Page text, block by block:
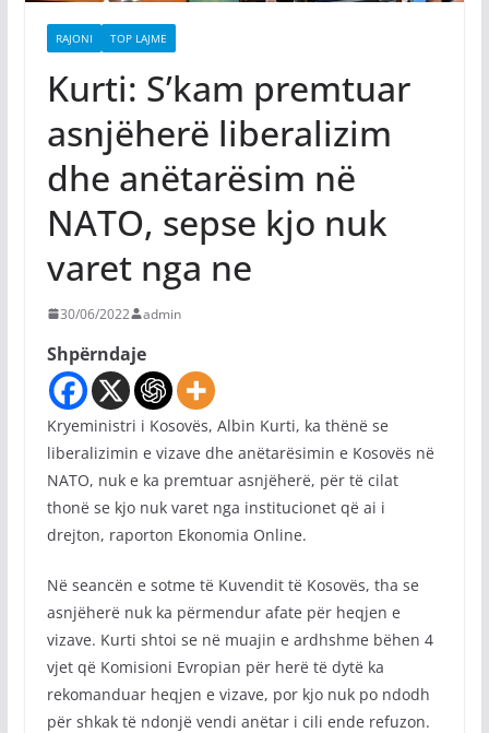
RAJONI TOP LAJME
Kurti: S’kam premtuar
asnjëherë liberalizim
dhe anëtarësim në
NATO, sepse kjo nuk
varet nga ne
30/06/2022 admin
Shpërndaje
Kryeministri i Kosovës, Albin Kurti, ka thënë se
liberalizimin e vizave dhe anëtarësimin e Kosovës në
NATO, nuk e ka premtuar asnjëherë, për të cilat
thonë se kjo nuk varet nga institucionet që ai i
drejton, raporton Ekonomia Online.
Në seancën e sotme të Kuvendit të Kosovës, tha se
asnjëherë nuk ka përmendur afate për heqjen e
vizave. Kurti shtoi se në muajin e ardhshme bëhen 4
vjet që Komisioni Evropian për herë të dytë ka
rekomanduar heqjen e vizave, por kjo nuk po ndodh
për shkak të ndonjë vendi anëtar i cili ende refuzon.